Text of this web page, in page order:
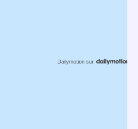
Dailymotion sur